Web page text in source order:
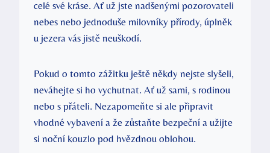
celé své kráse. Ať už jste nadšenými pozorovateli
nebes nebo jednoduše milovníky přírody, úplněk
u jezera vás jistě neuškodí.
Pokud o tomto zážitku ještě někdy nejste slyšeli,
neváhejte si ho vychutnat. Ať už sami, s rodinou
nebo s přáteli. Nezapomeňte si ale připravit
vhodné vybavení a že zůstaňte bezpeční a užijte
si noční kouzlo pod hvězdnou oblohou.